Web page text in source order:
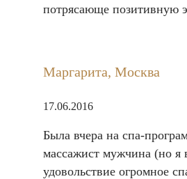
потрясающе позитивную
Маргарита, Москва
17.06.2016
Была вчера на спа-
массажист мужчина (но я
удовольствие огромное